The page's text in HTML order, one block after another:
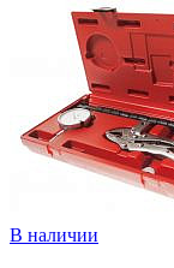
В наличии